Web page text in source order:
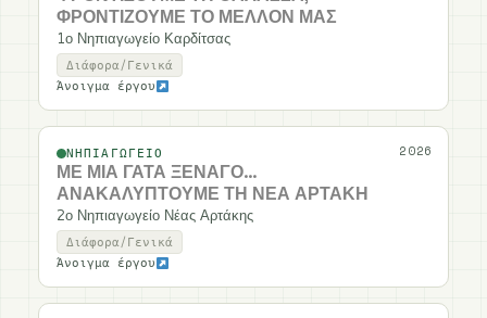
ΦΡΟΝΤΊΖΟΥΜΕ ΤΟ ΜΈΛΛΟΝ ΜΑΣ
1ο Νηπιαγωγείο Καρδίτσας
Διάφορα/Γενικά
Άνοιγμα έργου
2026
ΝΗΠΙΑΓΩΓΕΊΟ
ΜΕ ΜΙΑ ΓΆΤΑ ΞΕΝΑΓΌ…
ΑΝΑΚΑΛΎΠΤΟΥΜΕ ΤΗ ΝΈΑ ΑΡΤΆΚΗ
2ο Νηπιαγωγείο Νέας Αρτάκης
Διάφορα/Γενικά
Άνοιγμα έργου